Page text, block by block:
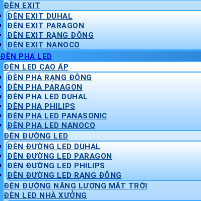
ĐÈN EXIT
ĐÈN EXIT DUHAL
ĐÈN EXIT PARAGON
ĐÈN EXIT RẠNG ĐÔNG
ĐÈN EXIT NANOCO
ĐÈN PHA LED
ĐÈN LED CAO ÁP
ĐÈN PHA RẠNG ĐÔNG
ĐÈN PHA PARAGON
ĐÈN PHA LED DUHAL
ĐÈN PHA PHILIPS
ĐÈN PHA LED PANASONIC
ĐÈN PHA LED NANOCO
ĐÈN ĐƯỜNG LED
ĐÈN ĐƯỜNG LED DUHAL
ĐÈN ĐƯỜNG LED PARAGON
ĐÈN ĐƯỜNG LED PHILIPS
ĐÈN ĐƯỜNG LED RẠNG ĐÔNG
ĐÈN ĐƯỜNG NĂNG LƯỢNG MẶT TRỜI
ĐÈN LED NHÀ XƯỞNG